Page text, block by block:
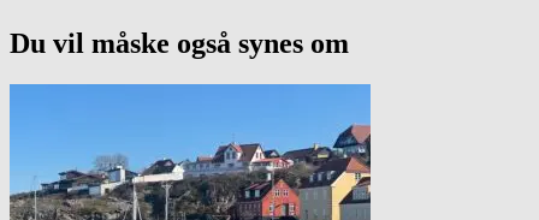
Du vil måske også synes om